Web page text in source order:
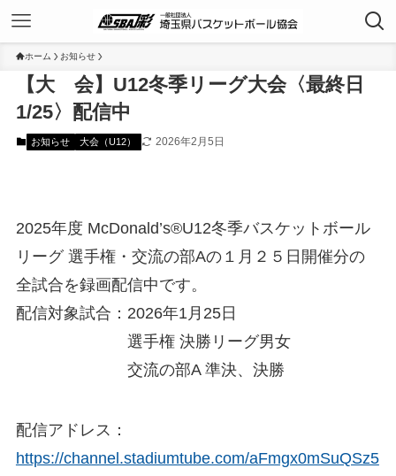
ホーム お知らせ
【大 会】U12冬季リーグ大会〈最終日
1/25〉配信中
お知らせ 大会（U12） 2026年2月5日
2025年度 McDonald’s®️U12冬季バスケットボール
リーグ 選⼿権・交流の部Aの１月２５日開催分の
全試合を録画配信中です。
配信対象試合：2026年1月25日
選手権 決勝リーグ男女
交流の部A 準決、決勝
配信アドレス：
https://channel.stadiumtube.com/aFmgx0mSuQSz5